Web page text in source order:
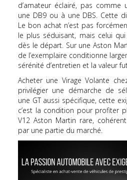
d’amateur éclairé, pas comme
une DB9 ou à une DBS. Cette
Le bon achat n’est pas
le plus séduisant, mais celui
dès le départ. Sur une Aston
de l’exemplaire conditionne
sérénité d’entretien et la valeur
Acheter une Virage Volante
privilégier une démarche de
une GT aussi spécifique, cette
c’est la condition pour profiter
V12 Aston Martin rare,
par une partie du marché.